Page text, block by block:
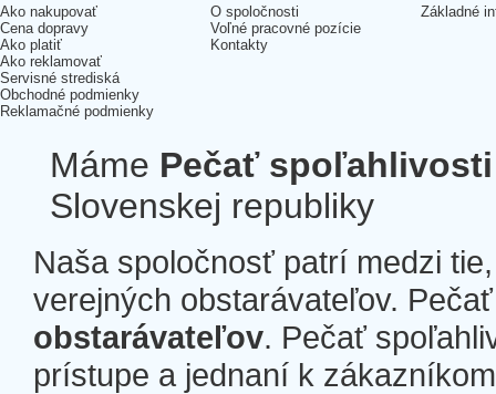
Ako nakupovať
Cena dopravy
Ako platiť
Ako reklamovať
Servisné strediská
Obchodné podmienky
Reklamačné podmienky
O spoločnosti
Voľné pracovné pozície
Kontakty
Základné
Máme Pečať spoľahlivosti
Slovenskej republiky
Naša spoločnosť patrí medzi
verejných obstarávateľov.
obstarávateľov. Pečať
prístupe a jednaní k